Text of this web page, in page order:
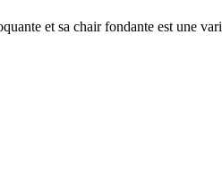
et sa chair fondante est une